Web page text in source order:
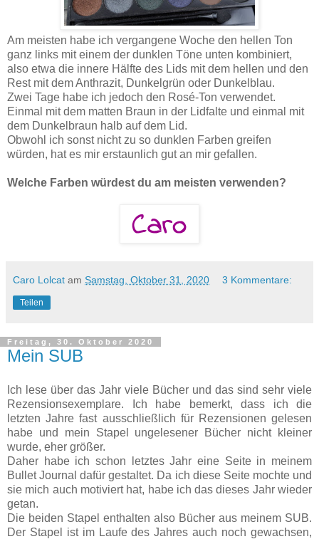
Am meisten habe ich vergangene Woche den hellen Ton
ganz links mit einem der dunklen Töne unten kombiniert,
also etwa die innere Hälfte des Lids mit dem hellen und den
Rest mit dem Anthrazit, Dunkelgrün oder Dunkelblau.
Zwei Tage habe ich jedoch den Rosé-Ton verwendet.
Einmal mit dem matten Braun in der Lidfalte und einmal mit
dem Dunkelbraun halb auf dem Lid.
Obwohl ich sonst nicht zu so dunklen Farben greifen
würden, hat es mir erstaunlich gut an mir gefallen.
Welche Farben würdest du am meisten verwenden?
Caro Lolcat am Samstag, Oktober 31, 2020 3 Kommentare:
Teilen
Freitag, 30. Oktober 2020
Mein SUB
Ich lese über das Jahr viele Bücher und das sind sehr viele
Rezensionsexemplare. Ich habe bemerkt, dass ich die
letzten Jahre fast ausschließlich für Rezensionen gelesen
habe und mein Stapel ungelesener Bücher nicht kleiner
wurde, eher größer.
Daher habe ich schon letztes Jahr eine Seite in meinem
Bullet Journal dafür gestaltet. Da ich diese Seite mochte und
sie mich auch motiviert hat, habe ich das dieses Jahr wieder
getan.
Die beiden Stapel enthalten also Bücher aus meinem SUB.
Der Stapel ist im Laufe des Jahres auch noch gewachsen,